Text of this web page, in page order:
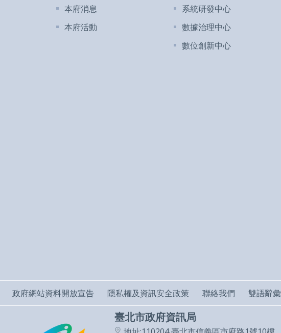
本府消息
本府活動
系統研發中心
數據治理中心
數位創新中心
政府網站資料開放宣告 隱私權及資訊安全政策 聯絡我們 雙語辭彙
臺北市政府資訊局